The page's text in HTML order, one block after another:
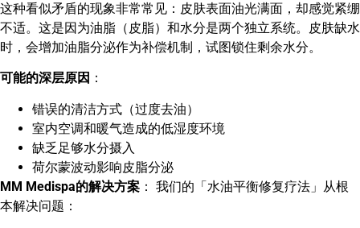
这种看似矛盾的现象非常常见：皮肤表面油光满面，却感觉紧绷
不适。这是因为油脂（皮脂）和水分是两个独立系统。皮肤缺水
时，会增加油脂分泌作为补偿机制，试图锁住剩余水分。
可能的深层原因 ：
错误的清洁方式（过度去油）
室内空调和暖气造成的低湿度环境
缺乏足够水分摄入
荷尔蒙波动影响皮脂分泌
MM Medispa的解决方案 ： 我们的「水油平衡修复疗法」从根
本解决问题：